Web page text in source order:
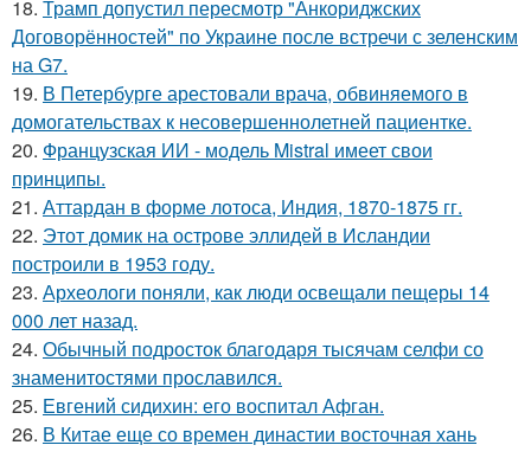
18. Трамп допустил пересмотр "Анкориджских
Договорённостей" по Украине после встречи с зеленским
на G7.
19. В Петербурге арестовали врача, обвиняемого в
домогательствах к несовершеннолетней пациентке.
20. Французская ИИ - модель Mistral имеет свои
принципы.
21. Аттардан в форме лотоса, Индия, 1870-1875 гг.
22. Этот домик на острове эллидей в Исландии
построили в 1953 году.
23. Археологи поняли, как люди освещали пещеры 14
000 лет назад.
24. Обычный подросток благодаря тысячам селфи со
знаменитостями прославился.
25. Евгений сидихин: его воспитал Афган.
26. В Китае еще со времен династии восточная хань